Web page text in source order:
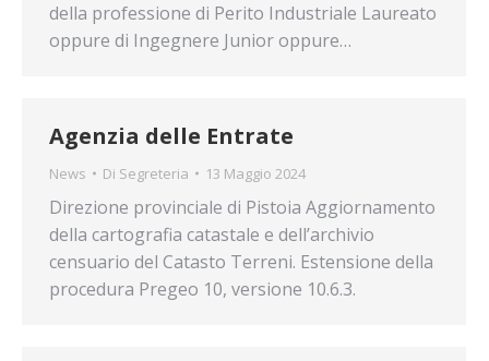
della professione di Perito Industriale Laureato
oppure di Ingegnere Junior oppure…
Agenzia delle Entrate
News Di Segreteria 13 Maggio 2024
Direzione provinciale di Pistoia Aggiornamento
della cartografia catastale e dell’archivio
censuario del Catasto Terreni. Estensione della
procedura Pregeo 10, versione 10.6.3.